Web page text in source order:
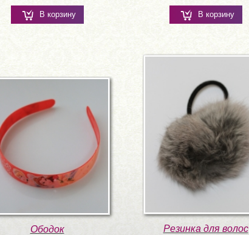
В корзину В корзину
Ободок Резинка для волос